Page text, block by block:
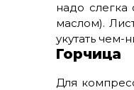
надо слегка
маслом).
укутать чем-
Горчица
Для